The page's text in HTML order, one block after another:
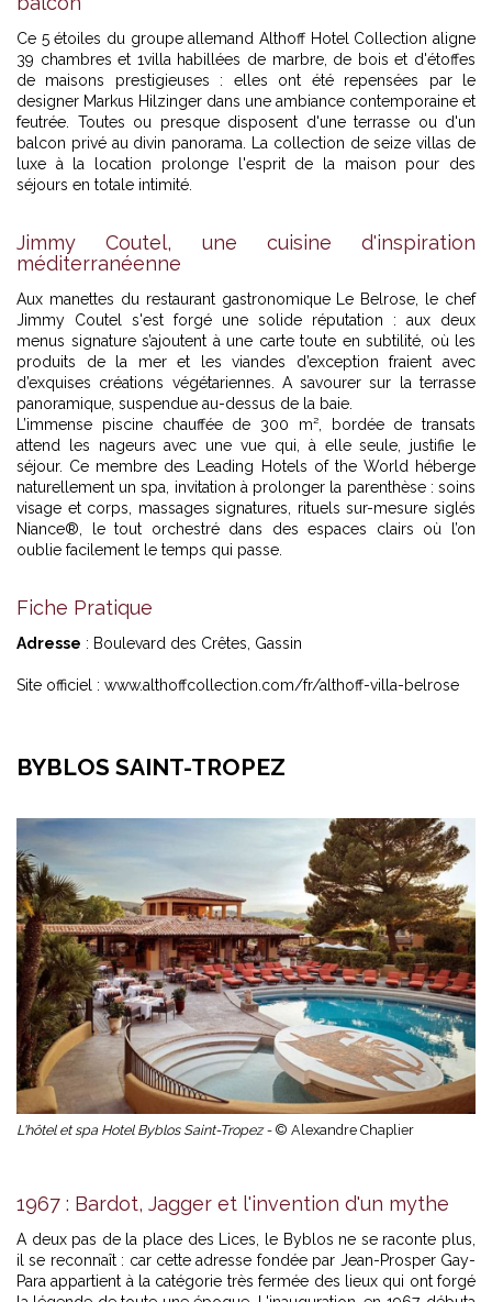
Ce 5 étoiles du groupe allemand Althoff Hotel Collection aligne
39 chambres et 1villa habillées de marbre, de bois et d'étoffes
de maisons prestigieuses : elles ont été repensées par le
designer Markus Hilzinger dans une ambiance contemporaine et
feutrée. Toutes ou presque disposent d'une terrasse ou d'un
balcon privé au divin panorama. La collection de seize villas de
luxe à la location prolonge l'esprit de la maison pour des
séjours en totale intimité.
Jimmy Coutel, une cuisine d'inspiration
méditerranéenne
Aux manettes du restaurant gastronomique Le Belrose, le chef
Jimmy Coutel s'est forgé une solide réputation : aux deux
menus signature s’ajoutent à une carte toute en subtilité, où les
produits de la mer et les viandes d’exception fraient avec
d’exquises créations végétariennes. A savourer sur la terrasse
panoramique, suspendue au-dessus de la baie.
L’immense piscine chauffée de 300 m², bordée de transats
attend les nageurs avec une vue qui, à elle seule, justifie le
séjour. Ce membre des Leading Hotels of the World héberge
naturellement un spa, invitation à prolonger la parenthèse : soins
visage et corps, massages signatures, rituels sur-mesure siglés
Niance®, le tout orchestré dans des espaces clairs où l’on
oublie facilement le temps qui passe.
Fiche Pratique
Adresse : Boulevard des Crêtes, Gassin
Site officiel : www.althoffcollection.com/fr/althoff-villa-belrose
BYBLOS SAINT-TROPEZ
L'hôtel et spa Hotel Byblos Saint-Tropez - © Alexandre Chaplier
1967 : Bardot, Jagger et l'invention d'un mythe
A deux pas de la place des Lices, le Byblos ne se raconte plus,
il se reconnaît : car cette adresse fondée par Jean-Prosper Gay-
Para appartient à la catégorie très fermée des lieux qui ont forgé